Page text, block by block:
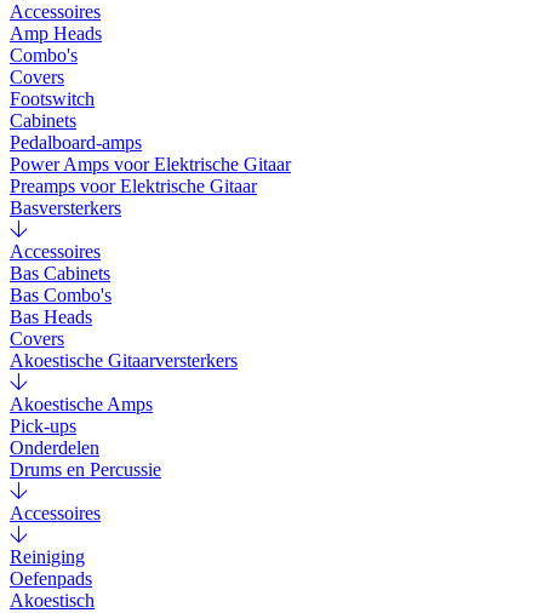
Accessoires
Amp Heads
Combo's
Covers
Footswitch
Cabinets
Pedalboard-amps
Power Amps voor Elektrische Gitaar
Preamps voor Elektrische Gitaar
Basversterkers
Accessoires
Bas Cabinets
Bas Combo's
Bas Heads
Covers
Akoestische Gitaarversterkers
Akoestische Amps
Pick-ups
Onderdelen
Drums en Percussie
Accessoires
Reiniging
Oefenpads
Akoestisch